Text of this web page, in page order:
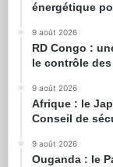
énergétique
9 août 2026
RD Congo :
le contrôle
9 août 2026
Afrique : le
Conseil de
9 août 2026
Ouganda : le